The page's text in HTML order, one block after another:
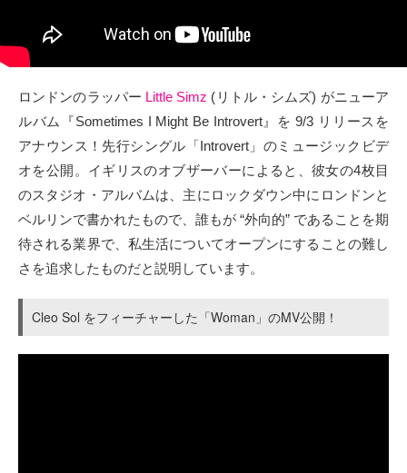
Soundcloud
ロンドンのラッパー Little Simz (リトル・シムズ) がニューア
ルバム『Sometimes I Might Be Introvert』を 9/3 リリースを
アナウンス！先行シングル「Introvert」のミュージックビデ
オを公開。イギリスのオブザーバーによると、彼女の4枚目
のスタジオ・アルバムは、主にロックダウン中にロンドンと
ベルリンで書かれたもので、誰もが “外向的” であることを期
待される業界で、私生活についてオープンにすることの難し
さを追求したものだと説明しています。
Cleo Sol をフィーチャーした「Woman」のMV公開！